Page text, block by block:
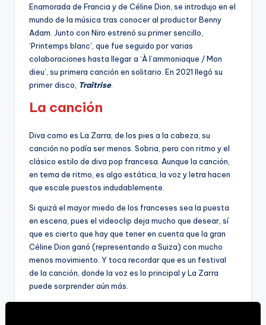
Enamorada de Francia y de Céline Dion, se introdujo en el
mundo de la música tras conocer al productor Benny
Adam. Junto con Niro estrenó su primer sencillo,
‘Printemps blanc’, que fue seguido por varias
colaboraciones hasta llegar a ‘À l’ammoniaque / Mon
dieu’, su primera canción en solitario. En 2021 llegó su
primer disco, Traîtrise.
La canción
Diva como es La Zarra, de los pies a la cabeza, su
canción no podía ser menos. Sobria, pero con ritmo y el
clásico estilo de diva pop francesa. Aunque la canción,
en tema de ritmo, es algo estática, la voz y letra hacen
que escale puestos indudablemente.
Si quizá el mayor miedo de los franceses sea la puesta
en escena, pues el videoclip deja mucho que desear, sí
que es cierto que hay que tener en cuenta que la gran
Céline Dion ganó (representando a Suiza) con mucho
menos movimiento. Y toca recordar que es un festival
de la canción, donde la voz es lo principal y La Zarra
puede sorprender aún más.